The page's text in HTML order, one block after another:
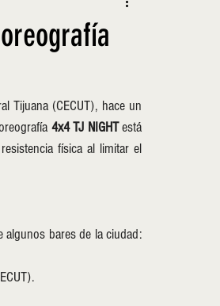
Tijuana (CECUT), hace un
4x4 TJ NIGHT está
física al limitar el